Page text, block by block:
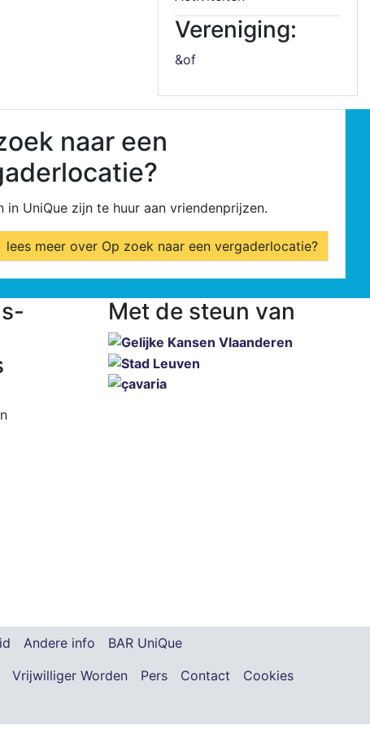
Vereniging:
&of
naar een
in UniQue zijn te huur aan vriendenprijzen.
lees meer over Op zoek naar een vergaderlocatie?
Met de steun van
Andere info
BAR UniQue
Vrijwilliger Worden Pers Contact
Cookies